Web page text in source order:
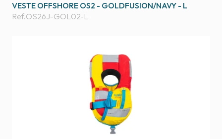
VESTE OFFSHORE OS2 - GOLDFUSION/NAVY - L
Ref.OS26J-GOL02-L